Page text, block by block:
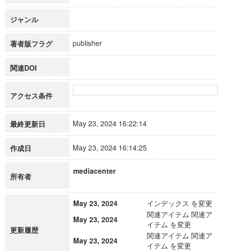
ジャンル
著者版フラグ publisher
関連DOI
アクセス条件
最終更新日 May 23, 2024 16:22:14
作成日 May 23, 2024 16:14:25
所有者
mediacenter
更新履歴
May 23, 2024
インデックス を変更
May 23, 2024
関連アイテム 関連ア
イテム を変更
May 23, 2024
関連アイテム 関連ア
イテム を変更